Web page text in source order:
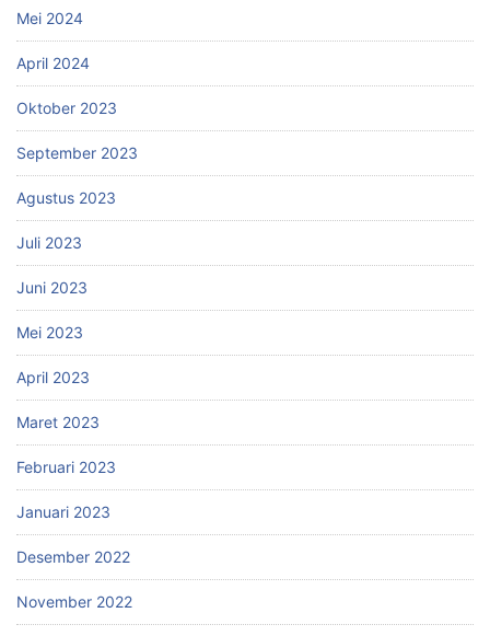
Mei 2024
April 2024
Oktober 2023
September 2023
Agustus 2023
Juli 2023
Juni 2023
Mei 2023
April 2023
Maret 2023
Februari 2023
Januari 2023
Desember 2022
November 2022